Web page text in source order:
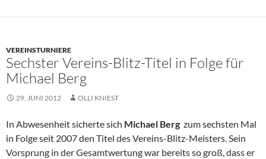
VEREINSTURNIERE
Sechster Vereins-Blitz-Titel in Folge für
Michael Berg
29. JUNI 2012 OLLI KNIEST
In Abwesenheit sicherte sich Michael Berg zum sechsten Mal
in Folge seit 2007 den Titel des Vereins-Blitz-Meisters. Sein
Vorsprung in der Gesamtwertung war bereits so groß, dass er